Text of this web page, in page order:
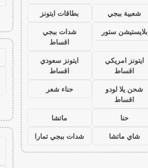
شعبية ببجي
بطاقات ايتونز
بلايستيشن ستور
شدات ببجي
اقساط
ايتونز امريكي
اقساط
ايتونز سعودي
اقساط
شحن يلا لودو
اقساط
حناء شعر
حنا
ماتشا
شاي ماتشا
شدات ببجي تمارا